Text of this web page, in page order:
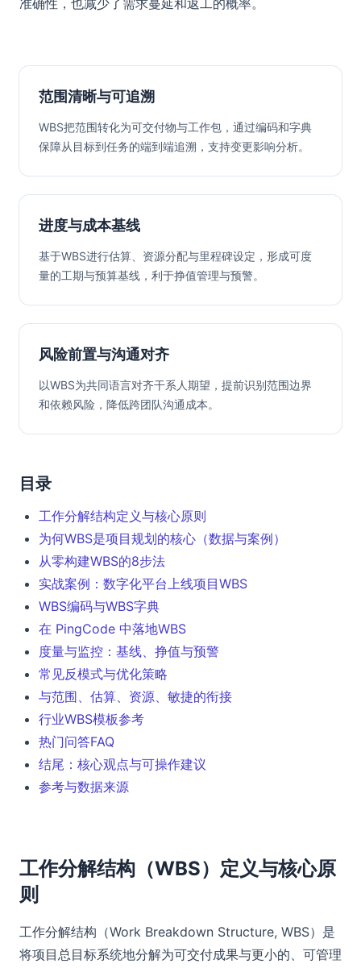
准确性，也减少了需求蔓延和返工的概率。
范围清晰与可追溯
WBS把范围转化为可交付物与工作包，通过编码和字典
保障从目标到任务的端到端追溯，支持变更影响分析。
进度与成本基线
基于WBS进行估算、资源分配与里程碑设定，形成可度
量的工期与预算基线，利于挣值管理与预警。
风险前置与沟通对齐
以WBS为共同语言对齐干系人期望，提前识别范围边界
和依赖风险，降低跨团队沟通成本。
目录
工作分解结构定义与核心原则
为何WBS是项目规划的核心（数据与案例）
从零构建WBS的8步法
实战案例：数字化平台上线项目WBS
WBS编码与WBS字典
在 PingCode 中落地WBS
度量与监控：基线、挣值与预警
常见反模式与优化策略
与范围、估算、资源、敏捷的衔接
行业WBS模板参考
热门问答FAQ
结尾：核心观点与可操作建议
参考与数据来源
工作分解结构（WBS）定义与核心原
则
工作分解结构（Work Breakdown Structure, WBS）是
将项目总目标系统地分解为可交付成果与更小的、可管理